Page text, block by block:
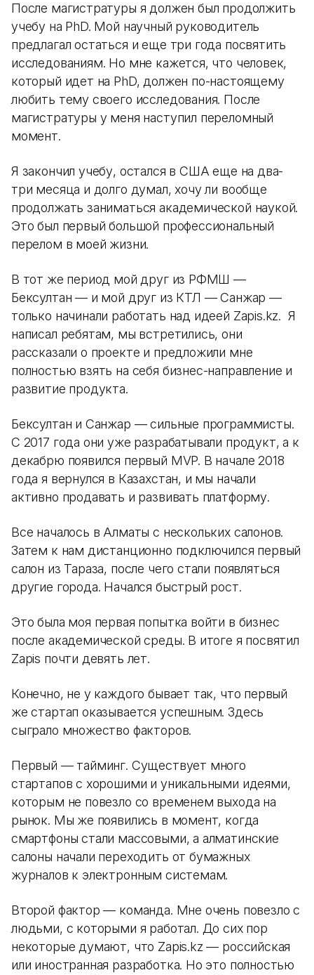
После магистратуры я должен был продолжить
учебу на PhD. Мой научный руководитель
предлагал остаться и еще три года посвятить
исследованиям. Но мне кажется, что человек,
который идет на PhD, должен по-настоящему
любить тему своего исследования. После
магистратуры у меня наступил переломный
момент.
Я закончил учебу, остался в США еще на два-
три месяца и долго думал, хочу ли вообще
продолжать заниматься академической наукой.
Это был первый большой профессиональный
перелом в моей жизни.
В тот же период мой друг из РФМШ —
Бексултан — и мой друг из КТЛ — Санжар —
только начинали работать над идеей Zapis.kz. Я
написал ребятам, мы встретились, они
рассказали о проекте и предложили мне
полностью взять на себя бизнес-направление и
развитие продукта.
Бексултан и Санжар — сильные программисты.
С 2017 года они уже разрабатывали продукт, а к
декабрю появился первый MVP. В начале 2018
года я вернулся в Казахстан, и мы начали
активно продавать и развивать платформу.
Все началось в Алматы с нескольких салонов.
Затем к нам дистанционно подключился первый
салон из Тараза, после чего стали появляться
другие города. Начался быстрый рост.
Это была моя первая попытка войти в бизнес
после академической среды. В итоге я посвятил
Zapis почти девять лет.
Конечно, не у каждого бывает так, что первый
же стартап оказывается успешным. Здесь
сыграло множество факторов.
Первый — тайминг. Существует много
стартапов с хорошими и уникальными идеями,
которым не повезло со временем выхода на
рынок. Мы же появились в момент, когда
смартфоны стали массовыми, а алматинские
салоны начали переходить от бумажных
журналов к электронным системам.
Второй фактор — команда. Мне очень повезло с
людьми, с которыми я работал. До сих пор
некоторые думают, что Zapis.kz — российская
или иностранная разработка. Но это полностью